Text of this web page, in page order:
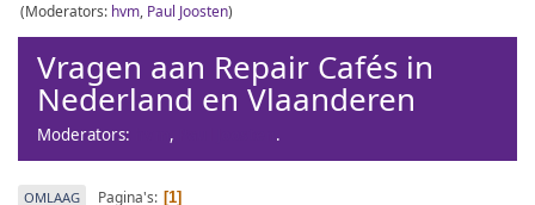
(Moderators: hvm, Paul Joosten)
Vragen aan Repair Cafés in
Nederland en Vlaanderen
Moderators: , .
OMLAAG Pagina's 1